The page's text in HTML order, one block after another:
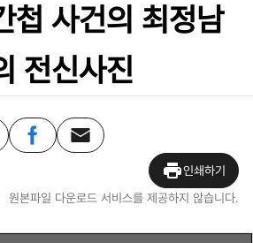
첩 사건의 최정남
전신사진
인쇄하기
원본파일 다운로드 서비스를 제공하지 않습니다.